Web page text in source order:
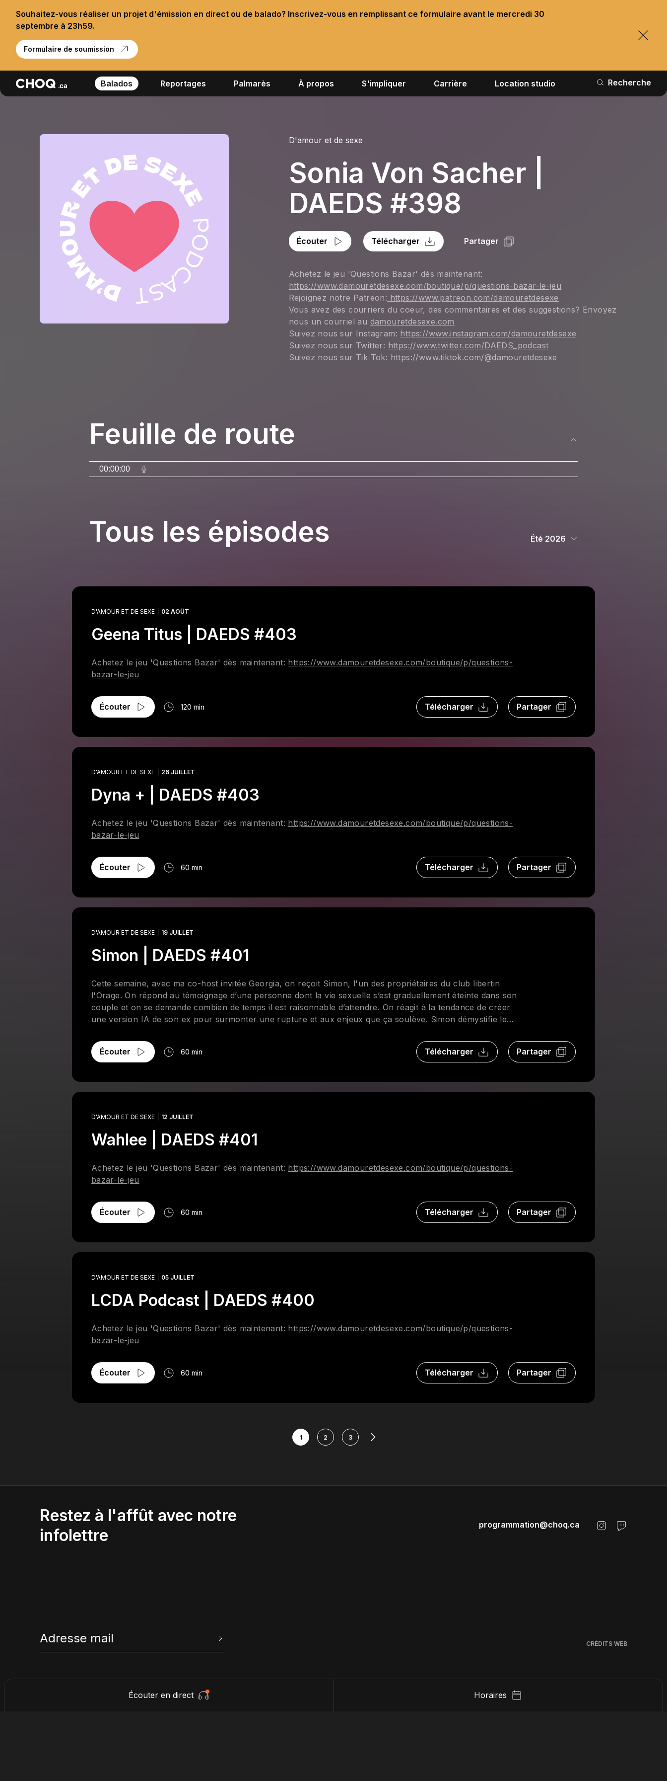
Souhaitez-vous réaliser un projet d'émission en direct ou de balado? Inscrivez-vous en remplissant ce formulaire avant le mercredi 30
septembre à 23h59.
Formulaire de soumission
Balados Reportages Palmarès À propos S'impliquer Carrière Location studio Recherche
Écouter en direct Horaires
D'amour et de sexe
Sonia Von Sacher |
DAEDS #398
Écouter Télécharger Partager
Achetez le jeu 'Questions Bazar' dès maintenant:
https://www.damouretdesexe.com/boutique/p/questions-bazar-le-jeu
Rejoignez notre Patreon: https://www.patreon.com/damouretdesexe
Vous avez des courriers du coeur, des commentaires et des suggestions? Envoyez
nous un courriel au damouretdesexe.com
Suivez nous sur Instagram: https://www.instagram.com/damouretdesexe
Suivez nous sur Twitter: https://www.twitter.com/DAEDS_podcast
Suivez nous sur Tik Tok: https://www.tiktok.com/@damouretdesexe
Feuille de route
00:00:00
Tous les épisodes Été 2026
D'AMOUR ET DE SEXE 02 AOÛT
Geena Titus | DAEDS #403
Achetez le jeu 'Questions Bazar' dès maintenant: https://www.damouretdesexe.com/boutique/p/questions-
bazar-le-jeu
Écouter 120 min Télécharger Partager
D'AMOUR ET DE SEXE 26 JUILLET
Dyna + | DAEDS #403
Achetez le jeu 'Questions Bazar' dès maintenant: https://www.damouretdesexe.com/boutique/p/questions-
bazar-le-jeu
Écouter 60 min Télécharger Partager
D'AMOUR ET DE SEXE 19 JUILLET
Simon | DAEDS #401
Cette semaine, avec ma co-host invitée Georgia, on reçoit Simon, l'un des propriétaires du club libertin
l'Orage. On répond au témoignage d’une personne dont la vie sexuelle s’est graduellement éteinte dans son
couple et on se demande combien de temps il est raisonnable d’attendre. On réagit à la tendance de créer
une version IA de son ex pour surmonter une rupture et aux enjeux que ça soulève. Simon démystifie le
des conversations essentielles à avoir avant d’y mettre les pieds, de la monogamie, des réalités de
l’échangisme et des mesures mises en place pour assurer la sécurité de tous.
Écouter 60 min Télécharger Partager
D'AMOUR ET DE SEXE 12 JUILLET
Wahlee | DAEDS #401
Achetez le jeu 'Questions Bazar' dès maintenant: https://www.damouretdesexe.com/boutique/p/questions-
bazar-le-jeu
Écouter 60 min Télécharger Partager
D'AMOUR ET DE SEXE 05 JUILLET
LCDA Podcast | DAEDS #400
Achetez le jeu 'Questions Bazar' dès maintenant: https://www.damouretdesexe.com/boutique/p/questions-
bazar-le-jeu
Écouter 60 min Télécharger Partager
1 2 3
Restez à l'affût avec notre
infolettre
programmation@choq.ca
CRÉDITS WEB